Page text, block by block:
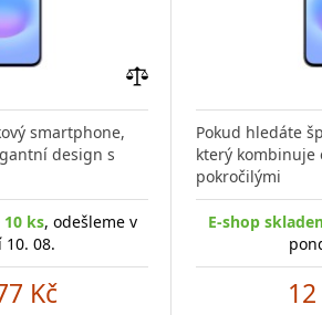
porovnání
smartphone,
design s
ks, odešleme v
08.
Kč
Pokud hledáte
který kombinuje
pokročilými
E-shop